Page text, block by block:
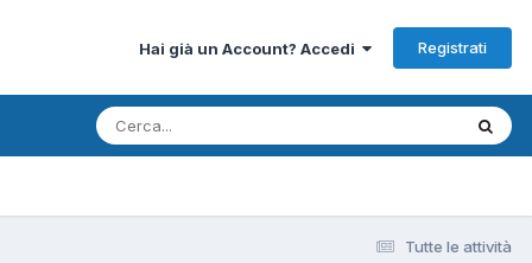
Hai già un Account? Accedi Registrati
Tutte le attività